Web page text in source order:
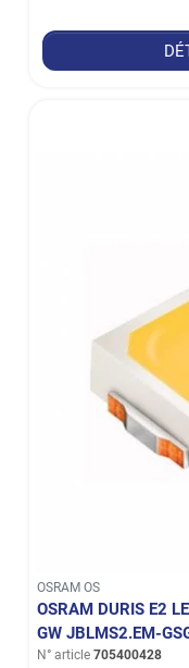
OSRAM OS
OSRAM DURIS E2
GW JBLMS2.EM-
N° article 705400428